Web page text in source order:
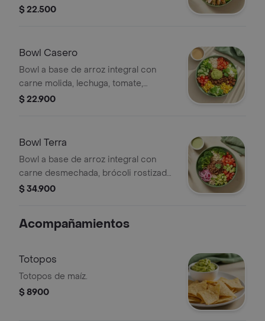
pepino, cilantro y hummus de
wrap.
$ 22.500
Bowl Casero
Bowl a base de arroz integral con
carne molida, lechuga, tomate,
pepino, maíz, cilantro y guacamole. El
$ 22.900
Bowl Terra
Bowl a base de arroz integral con
carne desmechada, brócoli rostizado,
tomate, cebolla encurtida, aguacate,
acompañes con un sándwich o wrap.
$ 34.900
Acompañamientos
Totopos
Totopos de maíz.
$ 8900